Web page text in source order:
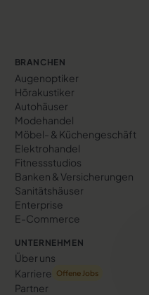
BRANCHEN
Augenoptiker
Hörakustiker
Autohäuser
Modehandel
Möbel- & Küchengeschäft
Elektrohandel
Fitnessstudios
Banken & Versicherungen
Sanitätshäuser
Enterprise
E-Commerce
UNTERNEHMEN
Über uns
Karriere
Offene Jobs
Partner